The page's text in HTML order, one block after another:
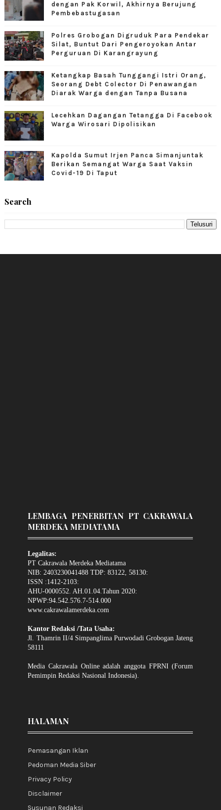
dengan Pak Korwil, Akhirnya Berujung
Pembebastugasan
Polres Grobogan Digruduk Para Pendekar
Silat, Buntut Dari Pengeroyokan Antar
Perguruan Di Karangrayung
Ketangkap Basah Tunggangi Istri Orang,
Seorang Debt Colector Di Penawangan
Diarak Warga dengan Tanpa Busana
Lecehkan Dagangan Tetangga Di Facebook
Warga Wirosari Dipolisikan
Kapolda Sumut Irjen Panca Simanjuntak
Berikan Semangat Warga Saat Vaksin
Covid-19 Di Taput
Search
LEMBAGA PENERBITAN PT CAKRAWALA
MERDEKA MEDIATAMA
Legalitas:
PT Cakrawala Merdeka Mediatama
NIB: 2403230041488 TDP: 83122, 58130:
ISSN :1412-2103:
AHU-0000552. AH.01.04.Tahun 2020:
NPWP:94.542.576.7-514.000
www.cakrawalamerdeka.com
Kantor Redaksi /Tata Usaha:
Jl. Thamrin II/4 Simpanglima Purwodadi Grobogan Jateng
58111
Media Cakrawala Online adalah anggota FPRNI (Forum
Pemimpin Redaksi Nasional Indonesia).
HALAMAN
Pemasangan Iklan
Pedoman Media Siber
Privacy Policy
Disclaimer
Susunan Redaksi